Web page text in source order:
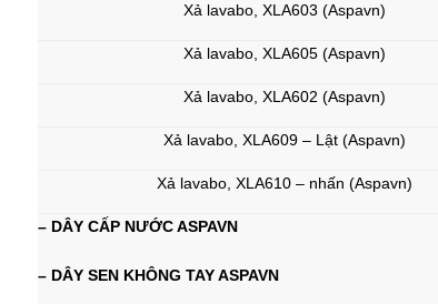
Xả lavabo, XLA603 (Aspavn)
Xả lavabo, XLA605 (Aspavn)
Xả lavabo, XLA602 (Aspavn)
Xả lavabo, XLA609 – Lật (Aspavn)
Xả lavabo, XLA610 – nhấn (Aspavn)
– DÂY CẤP NƯỚC ASPAVN
– DÂY SEN KHÔNG TAY ASPAVN